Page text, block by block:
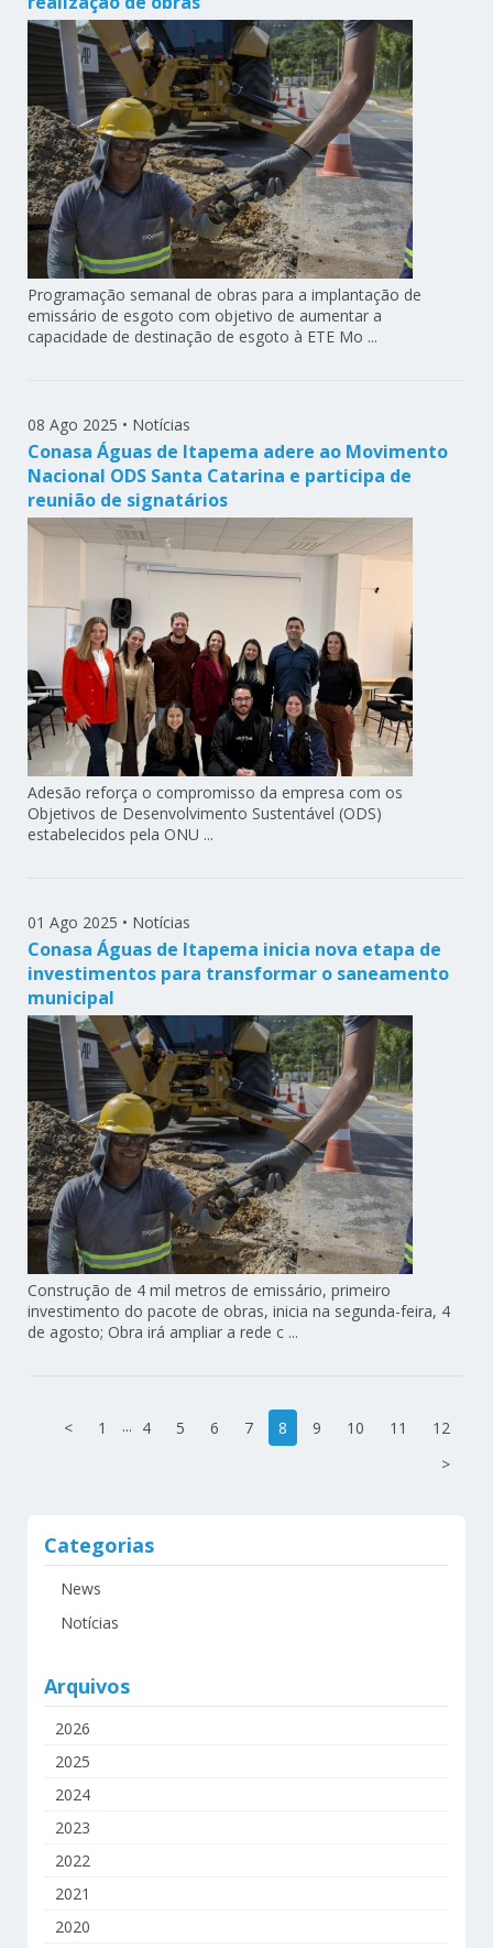
Programação semanal de obras para a implantação de
emissário de esgoto com objetivo de aumentar a
capacidade de destinação de esgoto à ETE Mo ...
08 Ago 2025 • Notícias
Conasa Águas de Itapema adere ao Movimento
Nacional ODS Santa Catarina e participa de
reunião de signatários
Adesão reforça o compromisso da empresa com os
Objetivos de Desenvolvimento Sustentável (ODS)
estabelecidos pela ONU ...
01 Ago 2025 • Notícias
Conasa Águas de Itapema inicia nova etapa de
investimentos para transformar o saneamento
municipal
Construção de 4 mil metros de emissário, primeiro
investimento do pacote de obras, inicia na segunda-feira, 4
de agosto; Obra irá ampliar a rede c ...
< 1 ... 4 5 6 7 8 9 10 11
12
>
Categorias
News
Notícias
Arquivos
2026
2025
2024
2023
2022
2021
2020